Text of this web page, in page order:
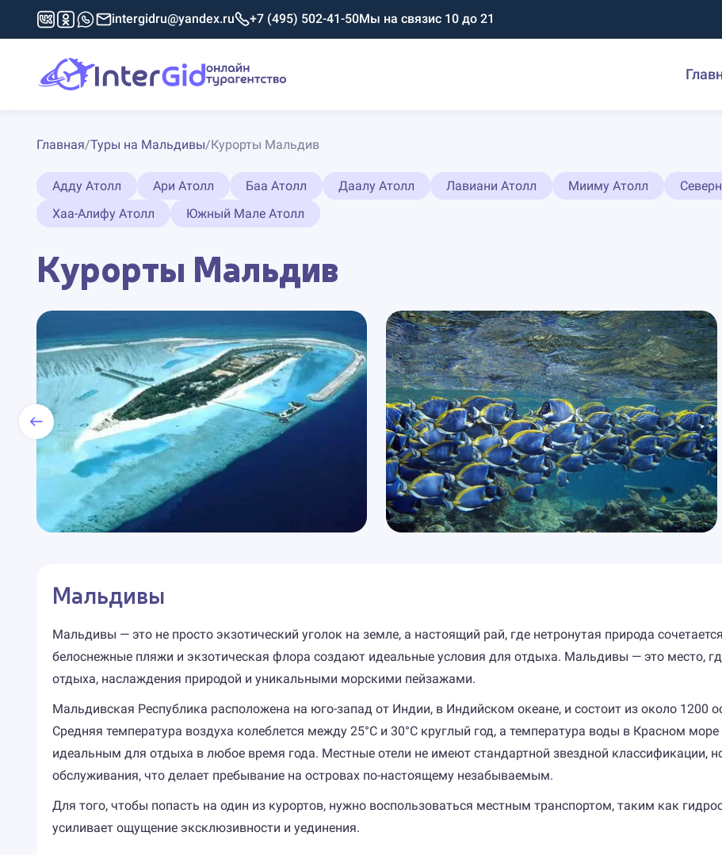
intergidru@yandex.ru +7 (495) 502-41-50Мы на связис 10 до 21
Главная/Туры на Мальдивы/Курорты Мальдив
Адду Атолл Ари Атолл Баа Атолл Даалу Атолл Лавиани Атолл Мииму Атолл
Хаа-Алифу Атолл
Южный Мале Атолл
Курорты Мальдив
Мальдивы
Мальдивы — это не просто экзотический уголок на земле, а настоящий рай, где нетронутая природа
белоснежные пляжи и экзотическая флора создают идеальные условия для отдыха. Мальдивы — это место,
отдыха, наслаждения природой и уникальными морскими пейзажами.
Мальдивская Республика расположена на юго-запад от Индии, в Индийском океане, и состоит из около 1200
Средняя температура воздуха колеблется между 25°C и 30°C круглый год, а температура воды в Красном море
идеальным для отдыха в любое время года. Местные отели не имеют стандартной звездной классификации,
обслуживания, что делает пребывание на островах по-настоящему незабываемым.
Для того, чтобы попасть на один из курортов, нужно воспользоваться местным транспортом, таким как
усиливает ощущение эксклюзивности и уединения.